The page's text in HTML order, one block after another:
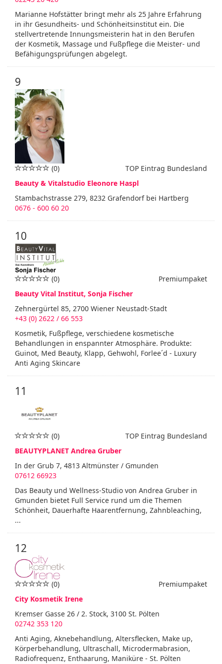
Marianne Hofstätter bringt mehr als 25 Jahre Erfahrung
in ihr Gesundheits- und Schönheitsinstitut ein. Die
stellvertretende Innungsmeisterin hat in den Berufen
der Kosmetik, Massage und Fußpflege die Meister- und
Befähigungsprüfungen abgelegt.
9
TOP Eintrag Bundesland
(0)
Beauty & Vitalstudio Eleonore Haspl
Stambachstrasse 279, 8232 Grafendorf bei Hartberg
0676 - 600 60 20
10
Premiumpaket
(0)
Beauty Vital Institut, Sonja Fischer
Zehnergürtel 85, 2700 Wiener Neustadt-Stadt
+43 (0) 2622 / 66 553
Kosmetik, Fußpflege, verschiedene kosmetische
Behandlungen in enspannter Atmosphäre. Produkte:
Guinot, Med Beauty, Klapp, Gehwohl, Forlee´d - Luxury
Anti Aging Skincare
11
TOP Eintrag Bundesland
(0)
BEAUTYPLANET Andrea Gruber
In der Grub 7, 4813 Altmünster / Gmunden
07612 66923
Das Beauty und Wellness-Studio von Andrea Gruber in
Gmunden bietet Full Service rund um die Themen
Schönheit, Dauerhafte Haarentfernung, Zahnbleaching,
...
12
Premiumpaket
(0)
City Kosmetik Irene
Kremser Gasse 26 / 2. Stock, 3100 St. Pölten
02742 353 120
Anti Aging, Aknebehandlung, Altersflecken, Make up,
Körperbehandlung, Ultraschall, Microdermabrasion,
Radiofrequenz, Enthaarung, Maniküre - St. Pölten